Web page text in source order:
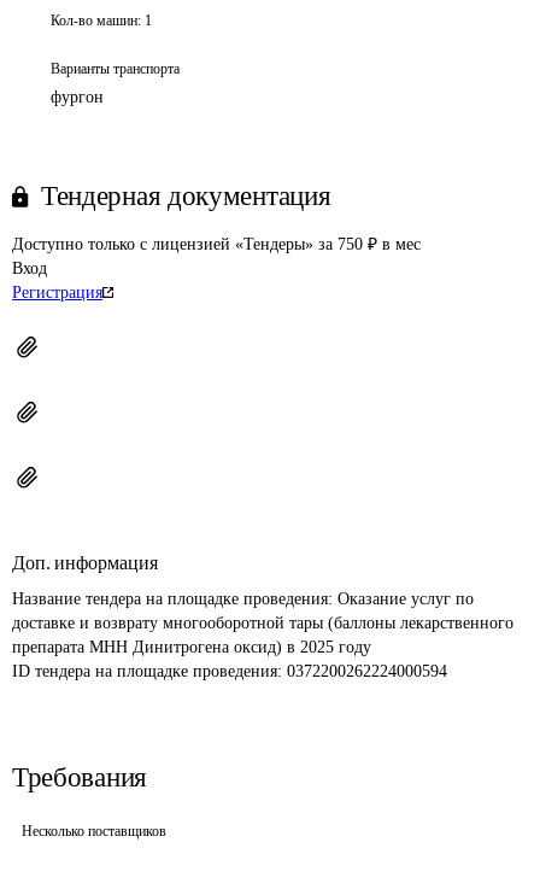
Кол-во машин: 1
Варианты транспорта
фургон
Тендерная документация
Доступно только с лицензией «Тендеры» за 750 ₽ в мес
Вход
Регистрация
Доп. информация
Название тендера на площадке проведения: Оказание услуг по
доставке и возврату многооборотной тары (баллоны лекарственного
препарата МНН Динитрогена оксид) в 2025 году
ID тендера на площадке проведения: 0372200262224000594
Требования
Несколько поставщиков